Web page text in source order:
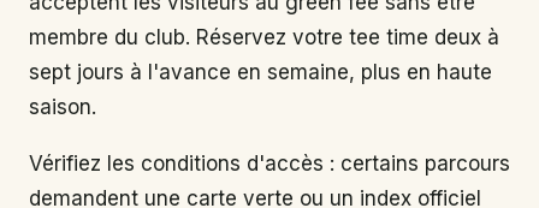
membre du club. Réservez votre tee time deux à
sept jours à l'avance en semaine, plus en haute
saison.
Vérifiez les conditions d'accès : certains parcours
demandent une carte verte ou un index officiel